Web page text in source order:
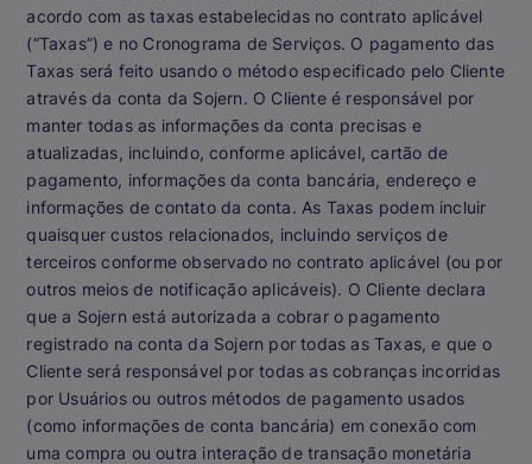
acordo com as taxas estabelecidas no contrato aplicável
(“Taxas”) e no Cronograma de Serviços. O pagamento das
Taxas será feito usando o método especificado pelo Cliente
através da conta da Sojern. O Cliente é responsável por
manter todas as informações da conta precisas e
atualizadas, incluindo, conforme aplicável, cartão de
pagamento, informações da conta bancária, endereço e
informações de contato da conta. As Taxas podem incluir
quaisquer custos relacionados, incluindo serviços de
terceiros conforme observado no contrato aplicável (ou por
outros meios de notificação aplicáveis). O Cliente declara
que a Sojern está autorizada a cobrar o pagamento
registrado na conta da Sojern por todas as Taxas, e que o
Cliente será responsável por todas as cobranças incorridas
por Usuários ou outros métodos de pagamento usados
(como informações de conta bancária) em conexão com
uma compra ou outra interação de transação monetária